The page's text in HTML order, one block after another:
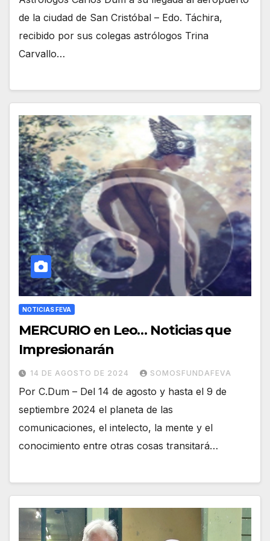
de la ciudad de San Cristóbal – Edo. Táchira,
recibido por sus colegas astrólogos Trina
Carvallo…
NOTICIAS FEVA
MERCURIO en Leo… Noticias que
Impresionarán
14 DE AGOSTO DE 2024 SOMOSFUNDAFEVA
Por C.Dum – Del 14 de agosto y hasta el 9 de
septiembre 2024 el planeta de las
comunicaciones, el intelecto, la mente y el
conocimiento entre otras cosas transitará…